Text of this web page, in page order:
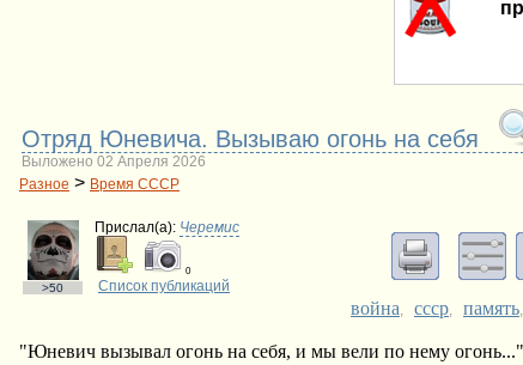
Отряд Юневича. Вызываю огонь на себя
Выложено 02 Апреля 2026
Разное > Время СССР
>50
Прислал(a): Черемис
0
Список публикаций
война, ссср, память
"Юневич вызывал огонь на себя, и мы вели по нему огонь..."